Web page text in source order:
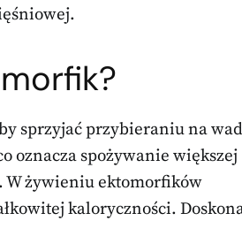
sprzyjać przybieraniu na
oznacza spożywanie większej
żywieniu ektomorfików
kaloryczności.